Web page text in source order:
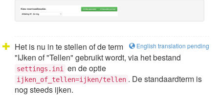
English translation pending
Het is nu in te stellen of de term
"IJken of "Tellen" gebruikt wordt, via het bestand
settings.ini en de optie
ijken_of_tellen=ijken/tellen . De standaardterm is
nog steeds ijken.